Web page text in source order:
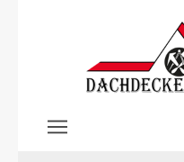
Zum Hauptinhalt springen